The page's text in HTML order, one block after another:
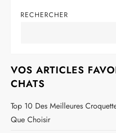
RECHERCHER
VOS ARTICLES
CHATS
Top 10 Des Meilleures
Que Choisir